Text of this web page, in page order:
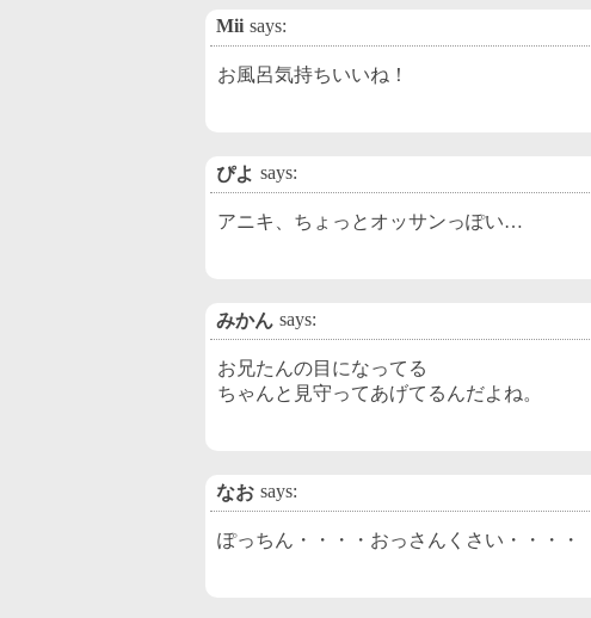
Mii says:
お風呂気持ちいいね！
ぴよ says:
アニキ、ちょっとオッサンっぽい…
みかん says:
お兄たんの目になってる
ちゃんと見守ってあげてるんだよね。
なお says:
ぽっちん・・・・おっさんくさい・・・・